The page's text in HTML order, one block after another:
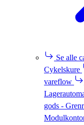
Se alle
Cykelskure
vareflow
gods -